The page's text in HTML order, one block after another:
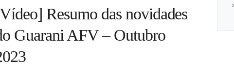
Resumo das novidades
Guarani AFV – Outubro